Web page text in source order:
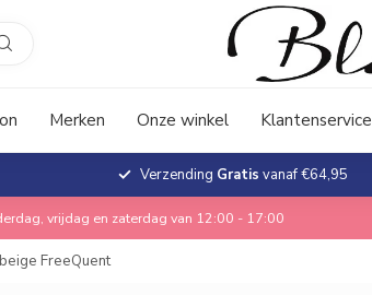
Merken Onze winkel Klantenservice
Verzending Gratis vanaf €64,95
vrijdag en zaterdag van 12:00 - 17:00
FreeQuent